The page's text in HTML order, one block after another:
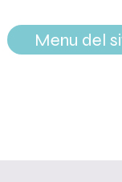
Menu del